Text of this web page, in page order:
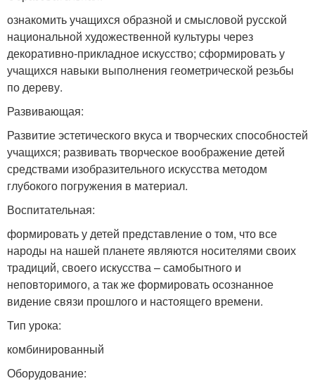
ознакомить учащихся образной и смысловой русской
национальной художественной культуры через
декоративно-прикладное искусство; сформировать у
учащихся навыки выполнения геометрической резьбы
по дереву.
Развивающая:
Развитие эстетического вкуса и творческих способностей
учащихся; развивать творческое воображение детей
средствами изобразительного искусства методом
глубокого погружения в материал.
Воспитательная:
формировать у детей представление о том, что все
народы на нашей планете являются носителями своих
традиций, своего искусства – самобытного и
неповторимого, а так же формировать осознанное
видение связи прошлого и настоящего времени.
Тип урока:
комбинированный
Оборудование: